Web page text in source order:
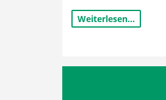
Weiterlesen…